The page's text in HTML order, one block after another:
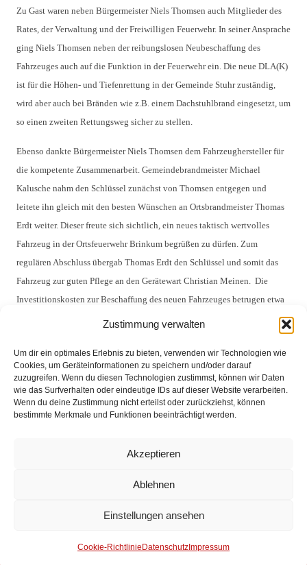
Zustimmung verwalten
Um dir ein optimales Erlebnis zu bieten, verwenden wir Technologien wie
Cookies, um Geräteinformationen zu speichern und/oder darauf
zuzugreifen. Wenn du diesen Technologien zustimmst, können wir Daten
wie das Surfverhalten oder eindeutige IDs auf dieser Website verarbeiten.
Wenn du deine Zustimmung nicht erteilst oder zurückziehst, können
bestimmte Merkmale und Funktionen beeinträchtigt werden.
Akzeptieren
Ablehnen
Einstellungen ansehen
Cookie-Richtlinie Datenschutz Impressum
Zu Gast waren neben Bürgermeister Niels Thomsen auch Mitglieder des
Rates, der Verwaltung und der Freiwilligen Feuerwehr. In seiner Ansprache
ging Niels Thomsen neben der reibungslosen Neubeschaffung des
Fahrzeuges auch auf die Funktion in der Feuerwehr ein. Die neue DLA(K)
ist für die Höhen- und Tiefenrettung in der Gemeinde Stuhr zuständig,
wird aber auch bei Bränden wie z.B. einem Dachstuhlbrand eingesetzt, um
so einen zweiten Rettungsweg sicher zu stellen.
Ebenso dankte Bürgermeister Niels Thomsen dem Fahrzeughersteller für
die kompetente Zusammenarbeit. Gemeindebrandmeister Michael
Kalusche nahm den Schlüssel zunächst von Thomsen entgegen und
leitete ihn gleich mit den besten Wünschen an Ortsbrandmeister Thomas
Erdt weiter. Dieser freute sich sichtlich, ein neues taktisch wertvolles
Fahrzeug in der Ortsfeuerwehr Brinkum begrüßen zu dürfen. Zum
regulären Abschluss übergab Thomas Erdt den Schlüssel und somit das
Fahrzeug zur guten Pflege an den Gerätewart Christian Meinen. Die
Investitionskosten zur Beschaffung des neuen Fahrzeuges betrugen etwa
595.000 Euro. Die neue Drehleiter ersetzt die 26 Jahre alte Drehleiter, im
{gallery}aktuelles-und-presse/aktuelles/uebergabe-
drehleiter-2014{/gallery}
Impressum